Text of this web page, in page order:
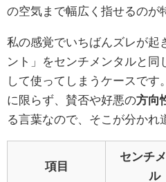
の空気まで幅広く指せるのが
私の感覚でいちばんズレが起
ント」をセンチメンタルと同
して使ってしまうケースです
に限らず、賛否や好悪の方向
る言葉なので、そこが分かれ
項目
センチ
ル